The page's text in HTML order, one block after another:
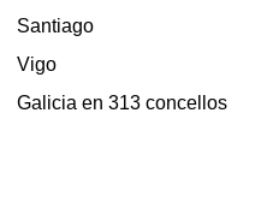
Santiago
Vigo
Galicia en 313 concellos